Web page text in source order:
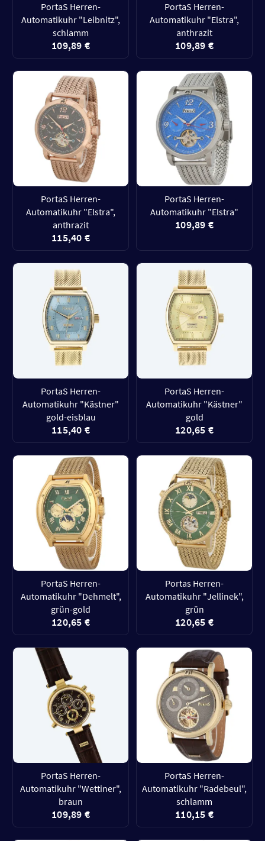
PortaS Herren-
Automatikuhr "Leibnitz",
schlamm
109,89 €
PortaS Herren-
Automatikuhr "Elstra",
anthrazit
109,89 €
PortaS Herren-
Automatikuhr "Elstra",
anthrazit
115,40 €
PortaS Herren-
Automatikuhr "Elstra"
109,89 €
PortaS Herren-
Automatikuhr "Kästner"
gold-eisblau
115,40 €
PortaS Herren-
Automatikuhr "Kästner"
gold
120,65 €
PortaS Herren-
Automatikuhr "Dehmelt",
grün-gold
120,65 €
Portas Herren-
Automatikuhr "Jellinek",
grün
120,65 €
PortaS Herren-
Automatikuhr "Wettiner",
braun
109,89 €
PortaS Herren-
Automatikuhr "Radebeul",
schlamm
110,15 €